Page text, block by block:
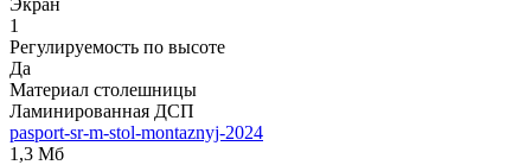
1
Регулируемость по высоте
Да
Материал столешницы
Ламинированная ДСП
pasport-sr-m-stol-montaznyj-2024
1,3 Мб